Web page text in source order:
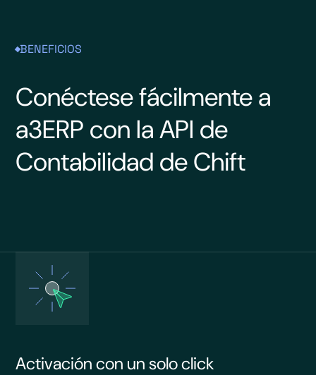
BENEFICIOS
Conéctese fácilmente a
a3ERP con la API de
Contabilidad de Chift
Activación con un solo click